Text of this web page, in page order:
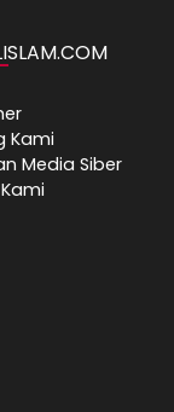
Kami
Media Siber